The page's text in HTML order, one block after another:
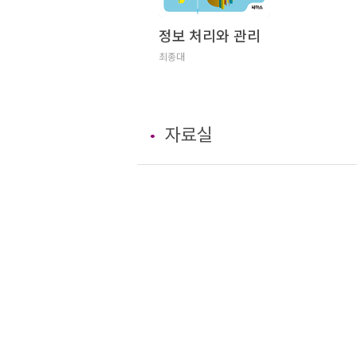
정보 처리와 관리
최종대
자료실